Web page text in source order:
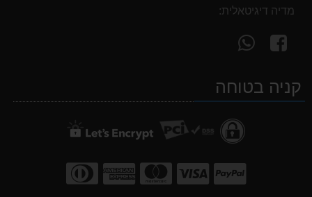
מדיה דיגיטאלית:
עקוב
אחרינו
facebook
WhatsAppקניה בטוחה